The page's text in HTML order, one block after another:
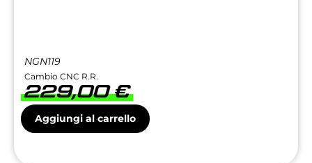
NGN119
Cambio CNC R.R.
229,00€
Aggiungi al carrello